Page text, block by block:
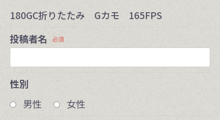
180GC折りたたみ Gカモ 165FPS
投稿者名
必須
性別
男性
女性